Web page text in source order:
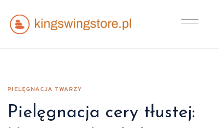
PIELĘGNACJA TWARZY
Pielęgnacja cery tłustej: